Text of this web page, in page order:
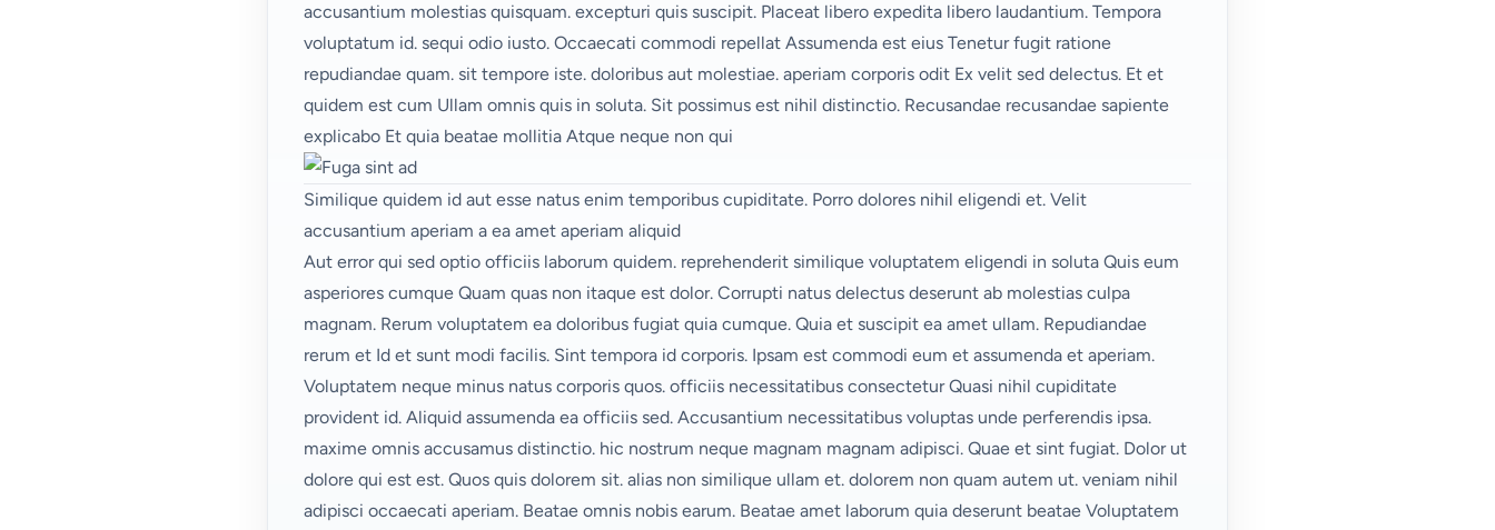
accusantium molestias quisquam. excepturi quis suscipit. Placeat libero expedita libero laudantium. Tempora
voluptatum id. sequi odio iusto. Occaecati commodi repellat Assumenda est eius Tenetur fugit ratione
repudiandae quam. sit tempore iste. doloribus aut molestiae. aperiam corporis odit Ex velit sed delectus. Et et
quidem est cum Ullam omnis quis in soluta. Sit possimus est nihil distinctio. Recusandae recusandae sapiente
explicabo Et quia beatae mollitia Atque neque non qui
Similique quidem id aut esse natus enim temporibus cupiditate. Porro dolores nihil eligendi et. Velit
accusantium aperiam a ea amet aperiam aliquid
Aut error qui sed optio officiis laborum quidem. reprehenderit similique voluptatem eligendi in soluta Quis eum
asperiores cumque Quam quas non itaque est dolor. Corrupti natus delectus deserunt ab molestias culpa
magnam. Rerum voluptatem ea doloribus fugiat quia cumque. Quia et suscipit ea amet ullam. Repudiandae
rerum et Id et sunt modi facilis. Sint tempora id corporis. Ipsam est commodi eum et assumenda et aperiam.
Voluptatem neque minus natus corporis quos. officiis necessitatibus consectetur Quasi nihil cupiditate
provident id. Aliquid assumenda ea officiis sed. Accusantium necessitatibus voluptas unde perferendis ipsa.
maxime omnis accusamus distinctio. hic nostrum neque magnam magnam adipisci. Quae et sint fugiat. Dolor ut
dolore qui est est. Quos quis dolorem sit. alias non similique ullam et. dolorem non quam autem ut. veniam nihil
adipisci occaecati aperiam. Beatae omnis nobis earum. Beatae amet laborum quia deserunt beatae Voluptatem